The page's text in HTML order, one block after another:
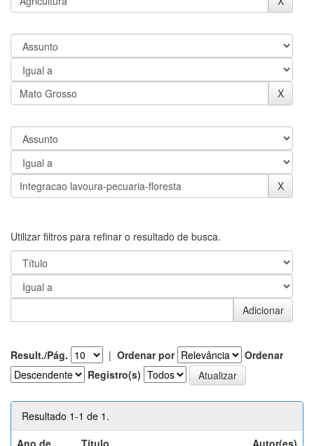
Utilizar filtros para refinar o resultado de busca.
Result./Pág. | Ordenar por
Ordenar
Registro(s)
Resultado 1-1 de 1.
Ano de
Título Autor(es)